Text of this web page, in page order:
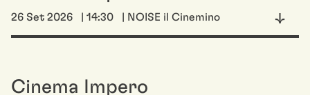
26 Set 2026 | 14:30 | NOISE il Cinemino
Cinema Impero